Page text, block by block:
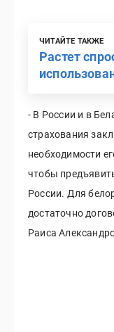
ЧИТАЙТЕ ТАКЖЕ
Растет
- В России и в
страхования
необходимости
чтобы
России. Для
достаточно
Раиса